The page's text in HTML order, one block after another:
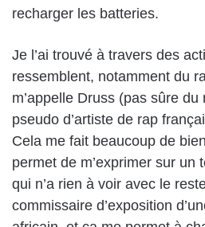
recharger les batteries.
Je l’ai trouvé à travers des
ressemblent, notamment du
m’appelle Druss (pas sûre
pseudo d’artiste de rap
Cela me fait beaucoup de
permet de m’exprimer sur un
qui n’a rien à voir avec le
commissaire d’exposition